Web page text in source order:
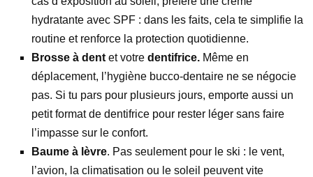
hydratante avec SPF : dans les faits, cela te simplifie la
routine et renforce la protection quotidienne.
Brosse à dent et votre dentifrice. Même en
déplacement, l’hygiène bucco-dentaire ne se négocie
pas. Si tu pars pour plusieurs jours, emporte aussi un
petit format de dentifrice pour rester léger sans faire
l’impasse sur le confort.
Baume à lèvre. Pas seulement pour le ski : le vent,
l’avion, la climatisation ou le soleil peuvent vite